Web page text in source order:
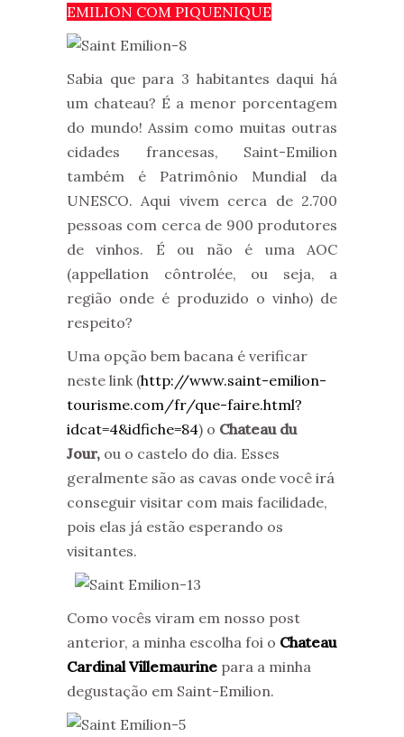
EMILION COM PIQUENIQUE
Sabia que para 3 habitantes daqui há
um chateau? É a menor porcentagem
do mundo! Assim como muitas outras
cidades francesas, Saint-Emilion
também é Patrimônio Mundial da
UNESCO. Aqui vivem cerca de 2.700
pessoas com cerca de 900 produtores
de vinhos. É ou não é uma AOC
(appellation côntrolée, ou seja, a
região onde é produzido o vinho) de
respeito?
Uma opção bem bacana é verificar
neste link (http://www.saint-emilion-
tourisme.com/fr/que-faire.html?
idcat=4&idfiche=84) o Chateau du
Jour, ou o castelo do dia. Esses
geralmente são as cavas onde você irá
conseguir visitar com mais facilidade,
pois elas já estão esperando os
visitantes.
Como vocês viram em nosso post
anterior, a minha escolha foi o Chateau
Cardinal Villemaurine para a minha
degustação em Saint-Emilion.